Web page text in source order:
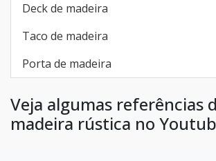
Deck de madeira
Taco de madeira
Porta de madeira
Veja algumas referências
madeira rústica no